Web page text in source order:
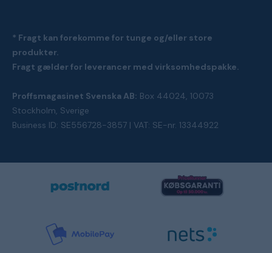
* Fragt kan forekomme for tunge og/eller store
produkter.
Fragt gælder for leverancer med virksomhedspakke.
Proffsmagasinet Svenska AB: Box 44024, 10073
Stockholm, Sverige
Business ID: SE556728-3857 | VAT: SE-nr. 13344922